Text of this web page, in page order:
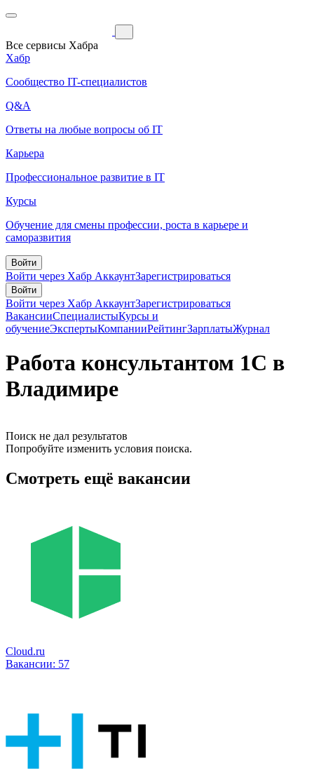
Все сервисы Хабра
Хабр
Сообщество IT-специалистов
Q&A
Ответы на любые вопросы об IT
Карьера
Профессиональное развитие в IT
Курсы
Обучение для смены профессии, роста в карьере и
саморазвития
Войти
Войти через Хабр АккаунтЗарегистрироваться
Войти
Войти через Хабр АккаунтЗарегистрироваться
ВакансииСпециалистыКурсы и
обучениеЭкспертыКомпанииРейтингЗарплатыЖурнал
Работа консультантом 1С в
Владимире
Поиск не дал результатов
Попробуйте изменить условия поиска.
Смотреть ещё вакансии
Cloud.ru
Вакансии: 57